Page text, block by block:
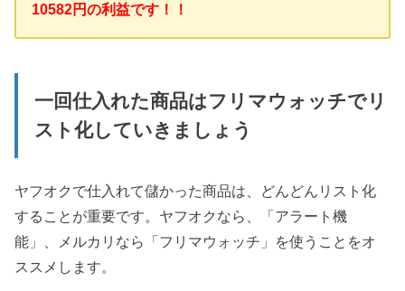
10582円の利益です！！
一回仕入れた商品はフリマウォッチでリ
スト化していきましょう
ヤフオクで仕入れて儲かった商品は、どんどんリスト化
することが重要です。ヤフオクなら、「アラート機
能」、メルカリなら「フリマウォッチ」を使うことをオ
ススメします。